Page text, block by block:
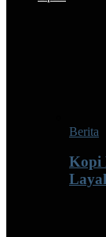
Berita
Kopi